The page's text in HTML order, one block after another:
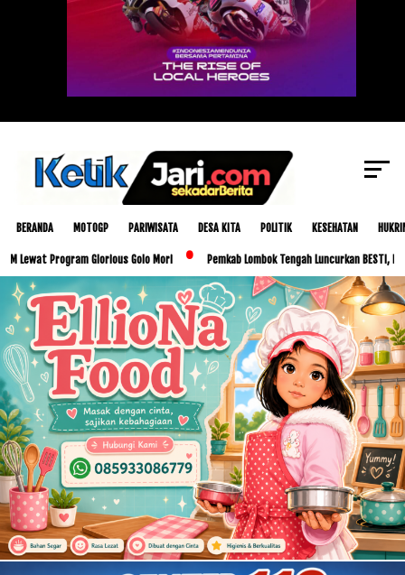
BERANDA MOTOGP PARIWISATA DESA KITA POLITIK KESEHATAN
Program Glorious Golo Mori Pemkab Lombok Tengah Luncurkan BESTI, Libatkan
Baca Juga : Polsek Pringgarata Ciduk
Pencuri IPhone Milik Turis Tiongkok